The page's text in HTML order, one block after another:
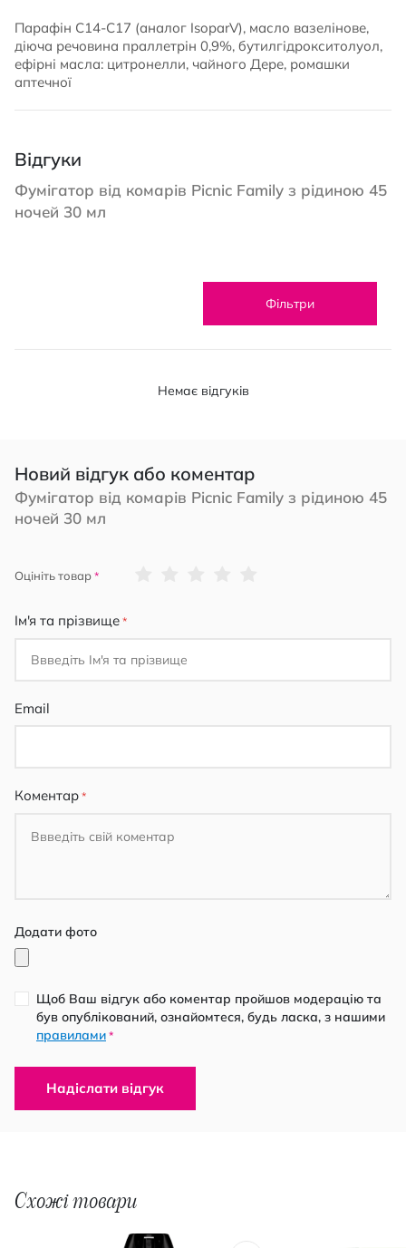
Парафін С14-С17 (аналог IsoparV), масло вазелінове,
діюча речовина праллетрін 0,9%, бутилгідрокситолуол,
ефірні масла: цитронелли, чайного Дере, ромашки
аптечної
Відгуки
Фумігатор від комарів Picnic Family з рідиною 45
ночей 30 мл
Фільтри
Немає відгуків
Новий відгук або коментар
Фумігатор від комарів Picnic Family з рідиною 45
ночей 30 мл
Оцініть товар
Ім'я та прізвище
Email
Коментар
Додати фото
Щоб Ваш відгук або коментар пройшов модерацію та
був опублікований, ознайомтеся, будь ласка, з нашими
правилами *
Надіслати відгук
Схожі товари